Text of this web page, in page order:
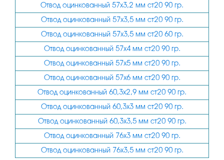
Отвод оцинкованный 57х3,2 мм ст20 90 гр.
Отвод оцинкованный 57х3,5 мм ст20 90 гр.
Отвод оцинкованный 57х3,5 мм ст20 60 гр.
Отвод оцинкованный 57х4 мм ст20 90 гр.
Отвод оцинкованный 57х5 мм ст20 90 гр.
Отвод оцинкованный 57х6 мм ст20 90 гр.
Отвод оцинкованный 60,3х2,9 мм ст20 90 гр.
Отвод оцинкованный 60,3х3 мм ст20 90 гр.
Отвод оцинкованный 60,3х3,5 мм ст20 90 гр.
Отвод оцинкованный 76х3 мм ст20 90 гр.
Отвод оцинкованный 76х3,5 мм ст20 90 гр.